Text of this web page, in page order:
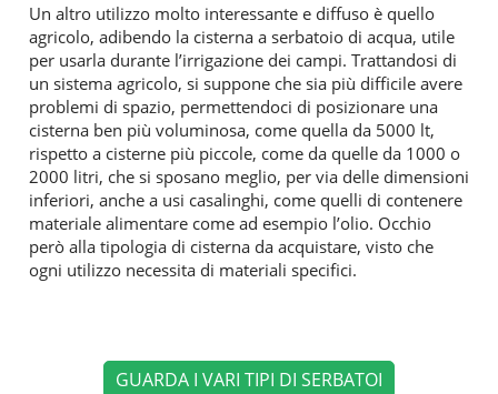
Un altro utilizzo molto interessante e diffuso è quello
agricolo, adibendo la cisterna a serbatoio di acqua, utile
per usarla durante l’irrigazione dei campi. Trattandosi di
un sistema agricolo, si suppone che sia più difficile avere
problemi di spazio, permettendoci di posizionare una
cisterna ben più voluminosa, come quella da 5000 lt,
rispetto a cisterne più piccole, come da quelle da 1000 o
2000 litri, che si sposano meglio, per via delle dimensioni
inferiori, anche a usi casalinghi, come quelli di contenere
materiale alimentare come ad esempio l’olio. Occhio
però alla tipologia di cisterna da acquistare, visto che
ogni utilizzo necessita di materiali specifici.
GUARDA I VARI TIPI DI SERBATOI